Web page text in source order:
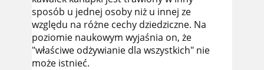
sposób u jednej osoby niż u innej ze
względu na różne cechy dziedziczne. Na
poziomie naukowym wyjaśnia on, że
"właściwe odżywianie dla wszystkich" nie
może istnieć.